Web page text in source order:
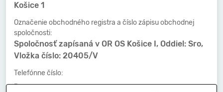
Košice 1
Označenie obchodného registra a číslo zápisu obchodnej
spoločnosti:
Spoločnosť zapísaná v OR OS Košice I, Oddiel: Sro,
Vložka číslo: 20405/V
Telefónne číslo:
-